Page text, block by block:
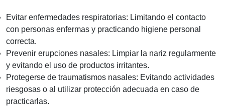
Evitar enfermedades respiratorias: Limitando el contacto
con personas enfermas y practicando higiene personal
correcta.
Prevenir erupciones nasales: Limpiar la nariz regularmente
y evitando el uso de productos irritantes.
Protegerse de traumatismos nasales: Evitando actividades
riesgosas o al utilizar protección adecuada en caso de
practicarlas.